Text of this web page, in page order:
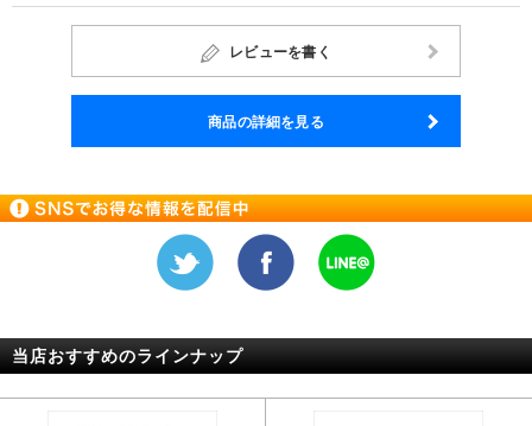
レビューを書く
商品の詳細を見る
当店おすすめのラインナップ